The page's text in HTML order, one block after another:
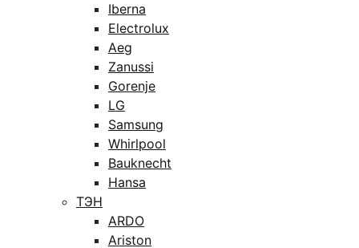
Iberna
Electrolux
Aeg
Zanussi
Gorenje
LG
Samsung
Whirlpool
Bauknecht
Hansa
ТЭН
ARDO
Ariston